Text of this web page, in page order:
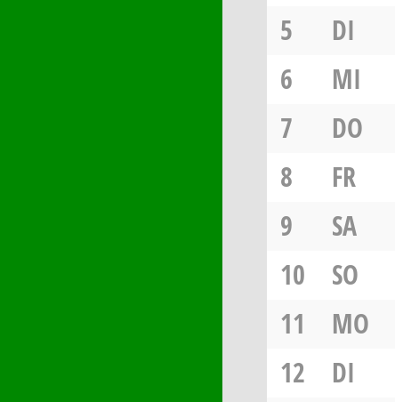
5
DI
6
MI
7
DO
8
FR
9
SA
10
SO
11
MO
12
DI